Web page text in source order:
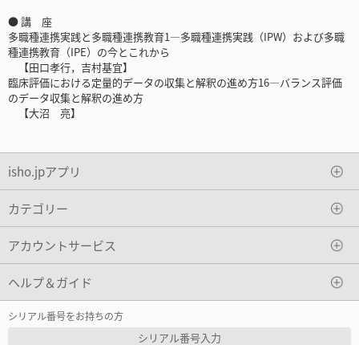
● 講 座
多職種連携実践と多職種連携教育1―多職種連携実践（IPW）および多職
種連携教育（IPE）の今とこれから
【田口孝行，吉村基宜】
臨床評価における定量的データの収集と解釈の進め方16―バランス評価
のデータ収集と解釈の進め方
【大沼 亮】
isho.jpアプリ
カテゴリー
アカウントサービス
ヘルプ＆ガイド
シリアル番号をお持ちの方
シリアル番号入力